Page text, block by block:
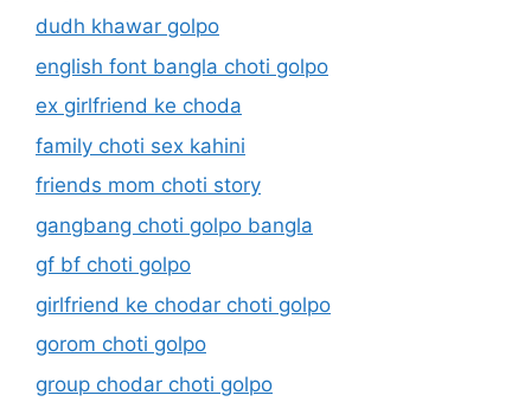
dudh khawar golpo
english font bangla choti golpo
ex girlfriend ke choda
family choti sex kahini
friends mom choti story
gangbang choti golpo bangla
gf bf choti golpo
girlfriend ke chodar choti golpo
gorom choti golpo
group chodar choti golpo